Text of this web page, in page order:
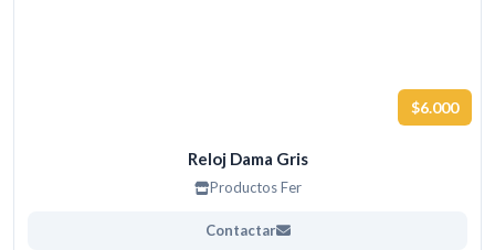
$6.000
Reloj Dama Gris
Productos Fer
Contactar